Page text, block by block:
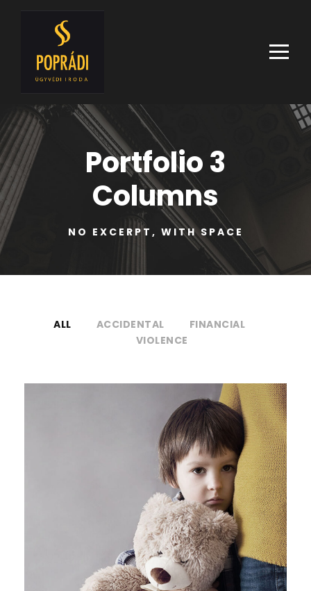
Portfolio 3
Columns
NO EXCERPT, WITH SPACE
ALL ACCIDENTAL
FINANCIAL
VIOLENCE